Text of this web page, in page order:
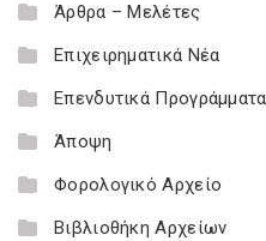
Άρθρα – Μελέτες
Επιχειρηματικά Νέα
Επενδυτικά Προγράμματα
Άποψη
Φορολογικό Αρχείο
Βιβλιοθήκη Αρχείων